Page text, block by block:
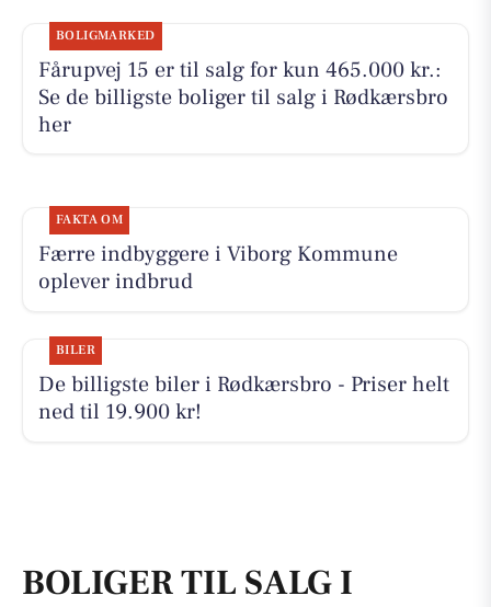
BOLIGMARKED
Fårupvej 15 er til salg for kun 465.000 kr.:
Se de billigste boliger til salg i Rødkærsbro
her
FAKTA OM
Færre indbyggere i Viborg Kommune
oplever indbrud
BILER
De billigste biler i Rødkærsbro - Priser helt
ned til 19.900 kr!
BOLIGER TIL SALG I